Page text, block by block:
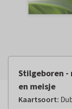
Stilgeboren -
en meisje
Kaartsoort:
Vanaf:€ 2,79